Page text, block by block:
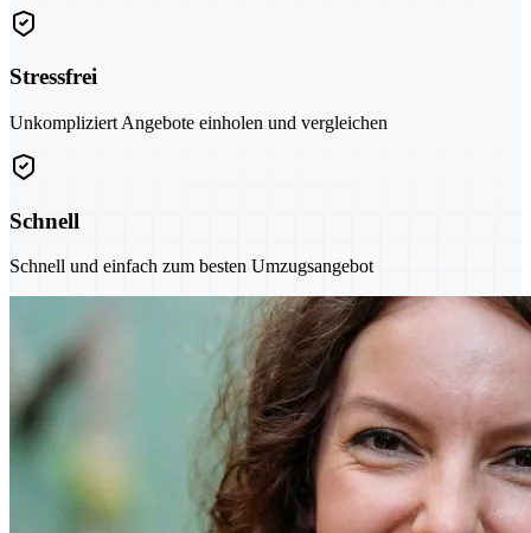
Stressfrei
Unkompliziert Angebote einholen und vergleichen
Schnell
Schnell und einfach zum besten Umzugsangebot